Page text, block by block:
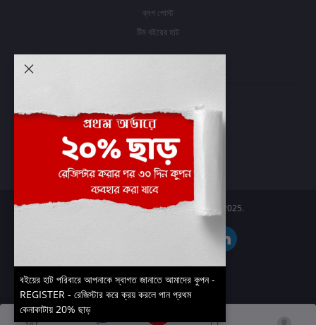
ব্লগ পোস্ট
টিম বইয়ের হাট
প্রবেশ করুন
অর্ডার ইতিহাস
আমার ইচ্ছাগুলি
অর্ডার ট্র্যাকিং
Boier Haat™ | © All rights reserved 2025.
বইয়ের হাট পরিবারে আপনাকে স্বাগত জানাতে আমাদের কুপন -
REGISTER - রেজিস্টার করে ক্রয় করলে পান প্রথম
কেনাকাটায় 20% ছাড়